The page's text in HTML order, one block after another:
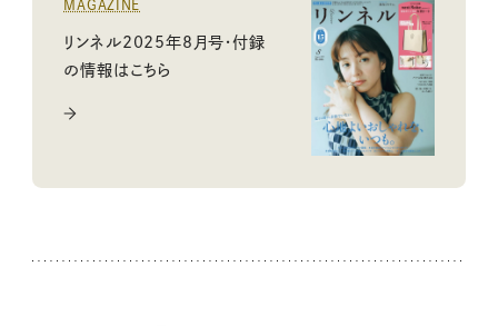
MAGAZINE
リンネル2025年8月号・付録
の情報はこちら